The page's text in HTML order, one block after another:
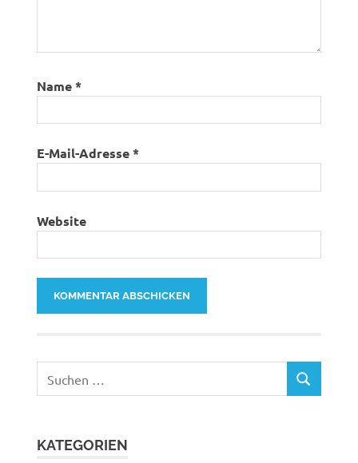
Name*
E-Mail-Adresse*
Website
nach:
SUCHEN
KATEGORIEN